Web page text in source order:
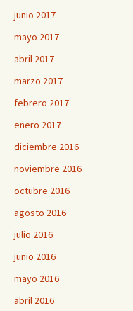
junio 2017
mayo 2017
abril 2017
marzo 2017
febrero 2017
enero 2017
diciembre 2016
noviembre 2016
octubre 2016
agosto 2016
julio 2016
junio 2016
mayo 2016
abril 2016